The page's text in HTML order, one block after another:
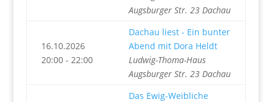
Augsburger Str. 23 Dachau
16.10.2026
20:00 - 22:00
Dachau liest - Ein bunter
Abend mit Dora Heldt
Ludwig-Thoma-Haus
Augsburger Str. 23 Dachau
Das Ewig-Weibliche